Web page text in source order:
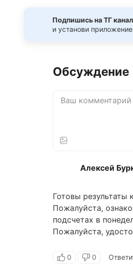
Подпишись на ТГ
и установи
Обсуждение
Алексей
Готовы результаты
Пожалуйста,
подсчетах в
Пожалуйста,
0 0